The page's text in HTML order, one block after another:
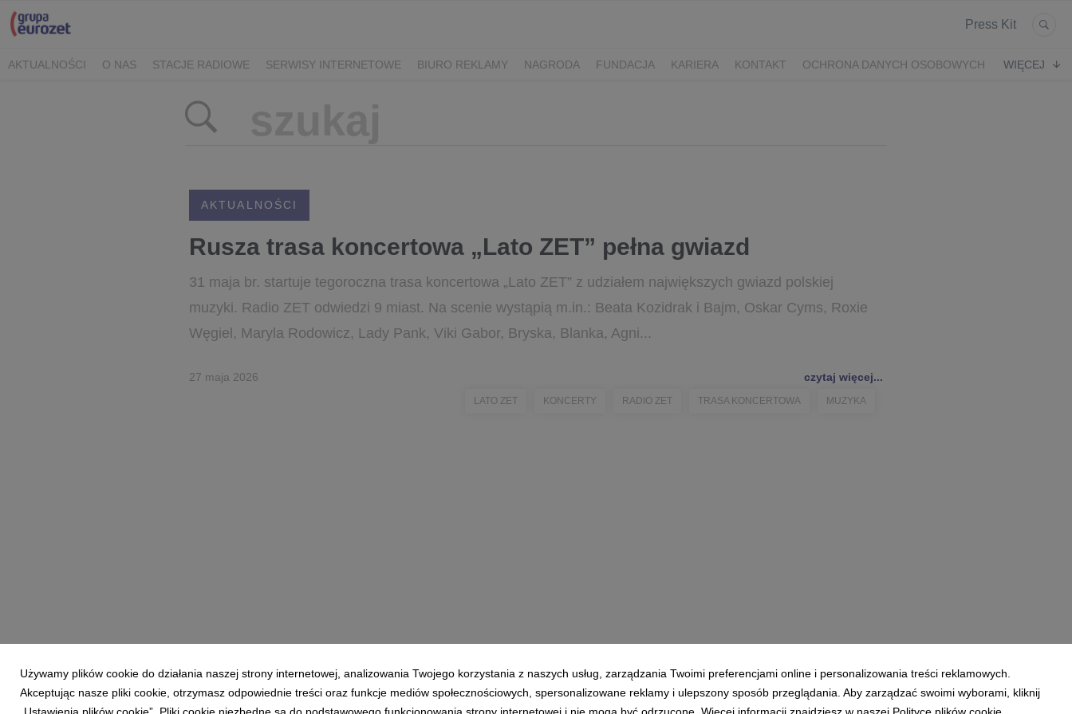
Press Kit
AKTUALNOŚCI O NAS STACJE RADIOWE SERWISY INTERNETOWE BIURO REKLAMY NAGRODA FUNDACJA KARIERA KONTAKT
OCHRONA DANYCH OSOBOWYCH
WIĘCEJ
AKTUALNOŚCI
Rusza trasa koncertowa „Lato ZET” pełna gwiazd
31 maja br. startuje tegoroczna trasa koncertowa „Lato ZET” z udziałem największych gwiazd polskiej
muzyki. Radio ZET odwiedzi 9 miast. Na scenie wystąpią m.in.: Beata Kozidrak i Bajm, Oskar Cyms, Roxie
Węgiel, Maryla Rodowicz, Lady Pank, Viki Gabor, Bryska, Blanka, Agni...
27 maja 2026 czytaj więcej...
LATO ZET KONCERTY RADIO ZET TRASA KONCERTOWA MUZYKA
Powered by
Używamy plików cookie do działania naszej strony internetowej, analizowania Twojego korzystania z naszych usług, zarządzania Twoimi preferencjami online i personalizowania treści reklamowych.
Akceptując nasze pliki cookie, otrzymasz odpowiednie treści oraz funkcje mediów społecznościowych, spersonalizowane reklamy i ulepszony sposób przeglądania. Aby zarządzać swoimi wyborami, kliknij